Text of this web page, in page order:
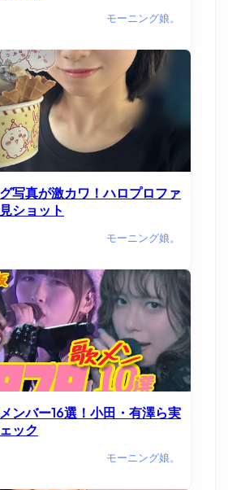
モーニング娘。
写真が激カワ！ハロプロファ
ショット
モーニング娘。
ンバー16選！小田・有澤ら実
ック
モーニング娘。